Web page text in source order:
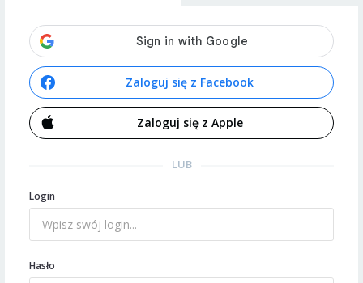
Zaloguj się z Facebook
Zaloguj się z Apple
LUB
Login
Hasło